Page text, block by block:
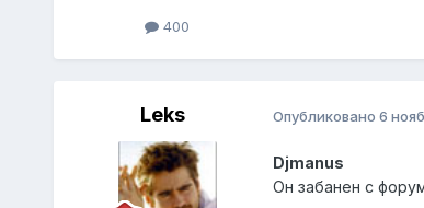
400
Leks Опубликовано 6
Djmanus
Он забанен с